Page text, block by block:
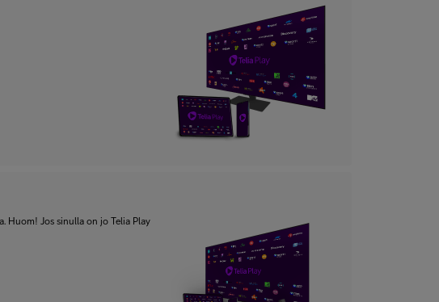
Huom! Jos sinulla on jo Telia Play